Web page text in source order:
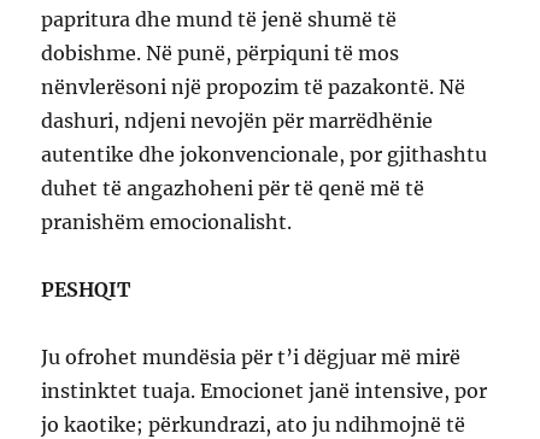
papritura dhe mund të jenë shumë të
dobishme. Në punë, përpiquni të mos
nënvlerësoni një propozim të pazakontë. Në
dashuri, ndjeni nevojën për marrëdhënie
autentike dhe jokonvencionale, por gjithashtu
duhet të angazhoheni për të qenë më të
pranishëm emocionalisht.
PESHQIT
Ju ofrohet mundësia për t’i dëgjuar më mirë
instinktet tuaja. Emocionet janë intensive, por
jo kaotike; përkundrazi, ato ju ndihmojnë të